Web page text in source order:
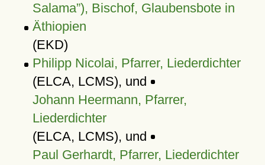
Salama ), Bischof, Glaubensbote in
Äthiopien
(EKD)
Philipp Nicolai, Pfarrer, Liederdichter
(ELCA, LCMS), und
Johann Heermann, Pfarrer,
Liederdichter
(ELCA, LCMS), und
Paul Gerhardt, Pfarrer, Liederdichter